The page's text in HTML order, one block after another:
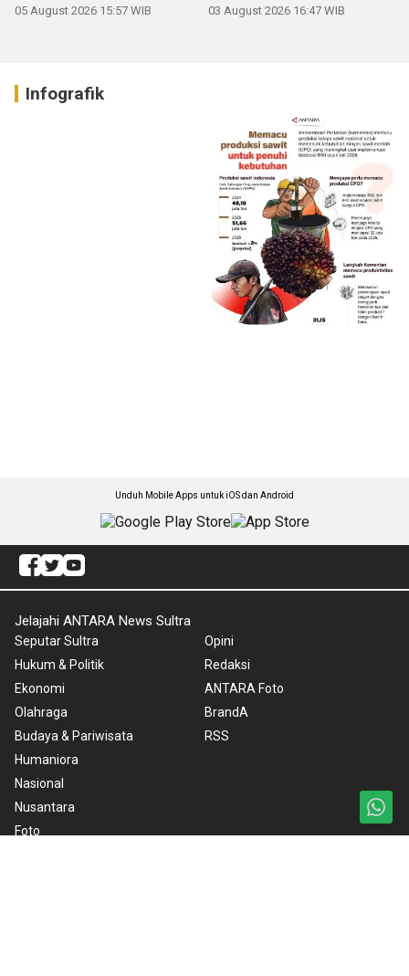
05 August 2026 15:57 WIB 03 August 2026 16:47 WIB
Infografik
Unduh Mobile Apps untuk iOS dan Android
Jelajahi ANTARA News Sultra
Seputar Sultra
Hukum & Politik
Ekonomi
Olahraga
Budaya & Pariwisata
Humaniora
Nasional
Nusantara
Foto
Opini
Redaksi
ANTARA Foto
BrandA
RSS